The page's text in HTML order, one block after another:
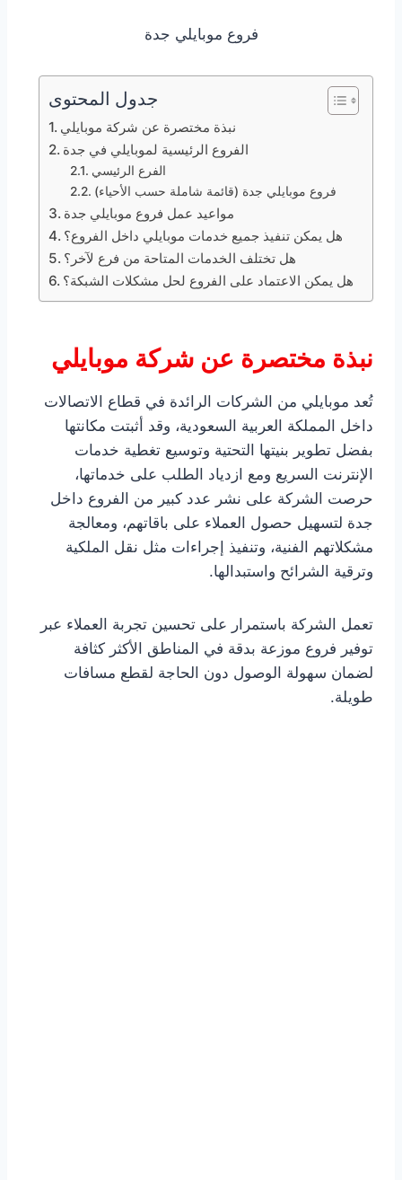
فروع موبايلي جدة
جدول المحتوى
نبذة مختصرة عن شركة موبايلي
الفروع الرئيسية لموبايلي في جدة
الفرع الرئيسي
فروع موبايلي جدة (قائمة شاملة حسب الأحياء)
مواعيد عمل فروع موبايلي جدة
هل يمكن تنفيذ جميع خدمات موبايلي داخل الفروع؟
هل تختلف الخدمات المتاحة من فرع لآخر؟
هل يمكن الاعتماد على الفروع لحل مشكلات الشبكة؟
نبذة مختصرة عن شركة موبايلي
تُعد موبايلي من الشركات الرائدة في قطاع الاتصالات
داخل المملكة العربية السعودية، وقد أثبتت مكانتها
بفضل تطوير بنيتها التحتية وتوسيع تغطية خدمات
الإنترنت السريع ومع ازدياد الطلب على خدماتها،
حرصت الشركة على نشر عدد كبير من الفروع داخل
جدة لتسهيل حصول العملاء على باقاتهم، ومعالجة
مشكلاتهم الفنية، وتنفيذ إجراءات مثل نقل الملكية
وترقية الشرائح واستبدالها.
تعمل الشركة باستمرار على تحسين تجربة العملاء عبر
توفير فروع موزعة بدقة في المناطق الأكثر كثافة
لضمان سهولة الوصول دون الحاجة لقطع مسافات
طويلة.